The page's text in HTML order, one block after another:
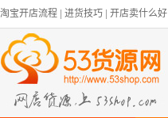
淘宝开店流程 进货技巧 开店卖什么好